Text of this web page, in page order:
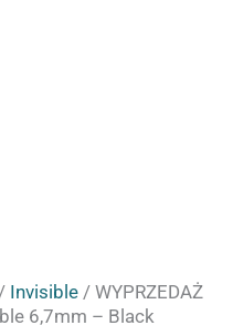
/ Invisible / WYPRZEDAŻ
6,7mm – Black